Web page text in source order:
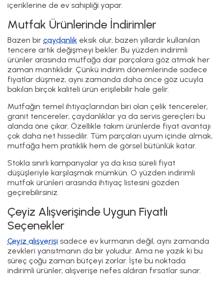
içeriklerine de ev sahipliği yapar.
Mutfak Ürünlerinde İndirimler
Bazen bir çaydanlık eksik olur, bazen yıllardır kullanılan
tencere artık değişmeyi bekler. Bu yüzden indirimli
ürünler arasında mutfağa dair parçalara göz atmak her
zaman mantıklıdır. Çünkü indirim dönemlerinde sadece
fiyatlar düşmez, aynı zamanda daha önce göz ucuyla
bakılan birçok kaliteli ürün erişilebilir hale gelir.
Mutfağın temel ihtiyaçlarından biri olan çelik tencereler,
granit tencereler, çaydanlıklar ya da servis gereçleri bu
alanda öne çıkar. Özellikle takım ürünlerde fiyat avantajı
çok daha net hissedilir. Tüm parçaları uyum içinde almak,
mutfağa hem pratiklik hem de görsel bütünlük katar.
Stokla sınırlı kampanyalar ya da kısa süreli fiyat
düşüşleriyle karşılaşmak mümkün. O yüzden indirimli
mutfak ürünleri arasında ihtiyaç listesini gözden
geçirebilirsiniz.
Çeyiz Alışverişinde Uygun Fiyatlı
Seçenekler
Çeyiz alışverişi sadece ev kurmanın değil, aynı zamanda
zevkleri yansıtmanın da bir yoludur. Ama ne yazık ki bu
süreç çoğu zaman bütçeyi zorlar. İşte bu noktada
indirimli ürünler, alışverişe nefes aldıran fırsatlar sunar.